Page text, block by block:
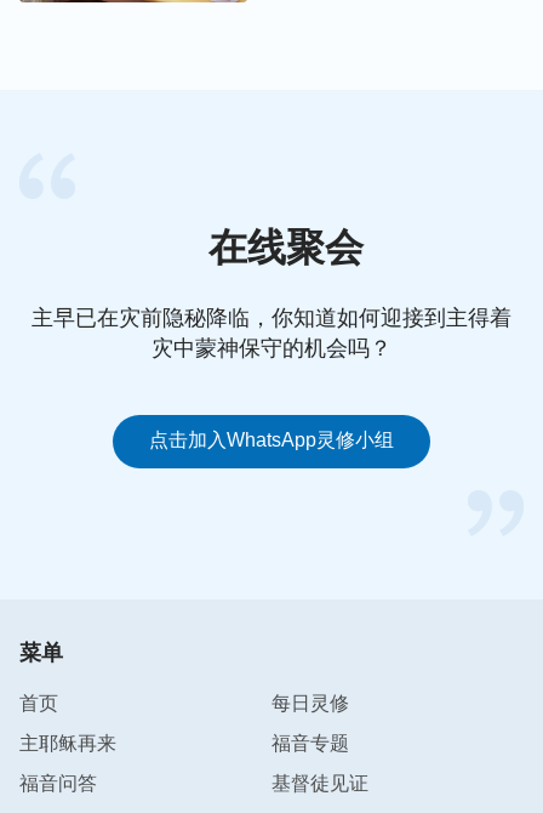
意思，也不按我的意思，咱寻求神的意思是什么。这
就是达到和谐配搭的路途，只有寻求神的意思是什
（《谈谈和谐配搭》）
事工，不应该讲谁听谁的，不论年龄大小、地位高
低、资格老幼，这都不是我们顺服的标准。同时也不
和谐配搭时，自然就能获得神的祝福，配合的工作自
然会达到好的效果，更重要的是我们灵里能得以释
放，心灵深处也踏实、有享受。
主持人（千寻）：当我们寻求真理原则后，发现别人
在线聚会
主早已在灾前隐秘降临，你知道如何迎接到主得着
灾中蒙神保守的机会吗？
点击加入WhatsApp灵修小组
菜单
首页
每日灵修
主耶稣再来
福音专题
福音问答
基督徒见证